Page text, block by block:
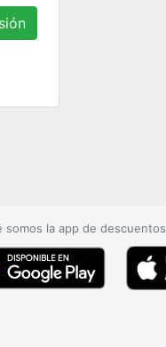
somos la app de descuentos